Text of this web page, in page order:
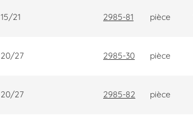
15/21 2985-81 pièce
20/27 2985-30 pièce
20/27 2985-82 pièce